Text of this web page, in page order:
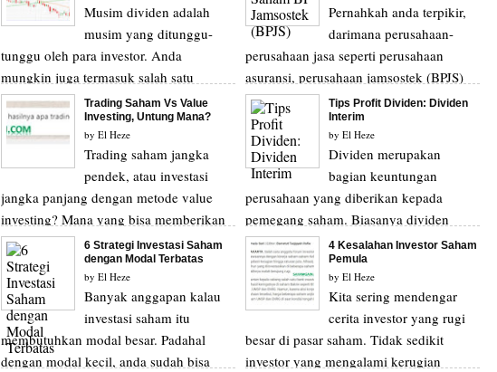
Musim dividen adalah
musim yang ditunggu-
tunggu oleh para investor. Anda
mungkin juga termasuk salah satu
investor yang menunggu musim divid...
Pernahkah anda terpikir,
darimana perusahaan-
perusahaan jasa seperti perusahaan
asuransi, perusahaan jamsostek (BPJS)
bisa bertahan dalam ja...
Trading Saham Vs Value
Investing, Untung Mana?
by El Heze
Trading saham jangka
pendek, atau investasi
jangka panjang dengan metode value
investing? Mana yang bisa memberikan
profit lebih besar? Mana...
Tips Profit Dividen: Dividen
Interim
by El Heze
Dividen merupakan
bagian keuntungan
perusahaan yang diberikan kepada
pemegang saham. Biasanya dividen
dibagikan pada akhir tahun atau tutup ...
6 Strategi Investasi Saham
dengan Modal Terbatas
by El Heze
Banyak anggapan kalau
investasi saham itu
membutuhkan modal besar. Padahal
dengan modal kecil, anda sudah bisa
4 Kesalahan Investor Saham
Pemula
by El Heze
Kita sering mendengar
cerita investor yang rugi
besar di pasar saham. Tidak sedikit
investor yang mengalami kerugian